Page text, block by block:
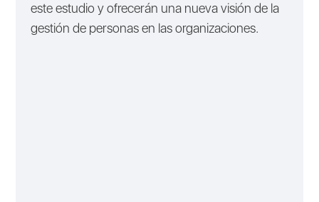
este estudio y ofrecerán una nueva visión de la
gestión de personas en las organizaciones.